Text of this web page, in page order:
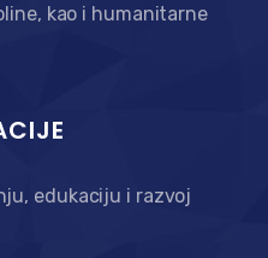
kao i humanitarne
edukaciju i razvoj